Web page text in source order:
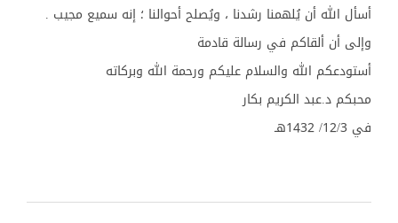
أسأل الله أن يُلهمنا رشدنا ، ويُصلح أحوالنا ؛ إنه سميع مجيب .
وإلى أن ألقاكم في رسالة قادمة
أستودعكم الله والسلام عليكم ورحمة الله وبركاته
محبكم د.عبد الكريم بكار
في 12/3/ 1432هـ